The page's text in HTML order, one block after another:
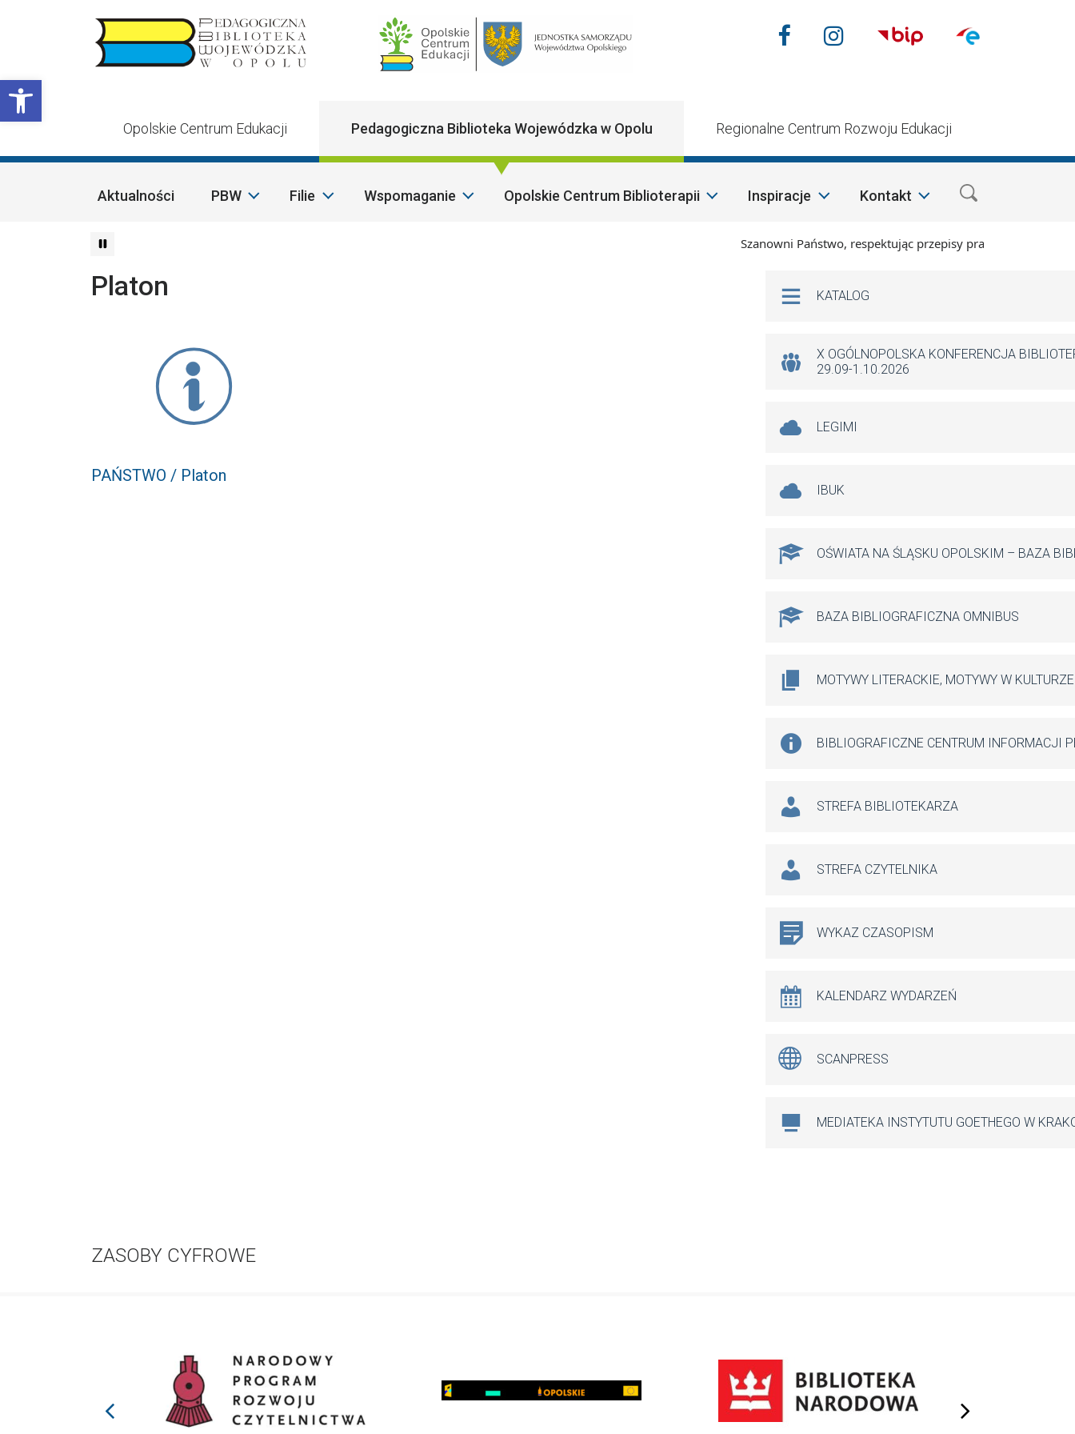
Otwórz pasek narzędzi
Main Navigation
Nasze media
FacebookInstagram
Opolskie Centrum Edukacji Pedagogiczna Biblioteka Wojewódzka w Opolu Regionalne Centrum Rozwoju Edukacji
Aktualności PBW Filie Wspomaganie Opolskie Centrum Biblioterapii Inspiracje Kontakt
Szanowni Państwo, respektując przepisy prawa i mając na
Platon
PAŃSTWO / Platon
Na skróty
KATALOG
X OGÓLNOPOLSKA KONFERENCJA
29.09-1.10.2026
LEGIMI
IBUK
OŚWIATA NA ŚLĄSKU OPOLSKIM – BAZA
BAZA BIBLIOGRAFICZNA OMNIBUS
MOTYWY LITERACKIE, MOTYWY W KULTURZE
BIBLIOGRAFICZNE CENTRUM INFORMACJI
STREFA BIBLIOTEKARZA
STREFA CZYTELNIKA
WYKAZ CZASOPISM
KALENDARZ WYDARZEŃ
SCANPRESS
MEDIATEKA INSTYTUTU GOETHEGO W
ZASOBY CYFROWE
prev next